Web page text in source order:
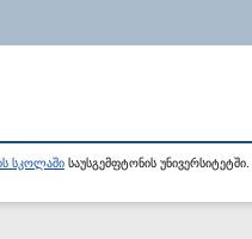
სკოლაში საუსგემფტონის უნივერსიტეტში.